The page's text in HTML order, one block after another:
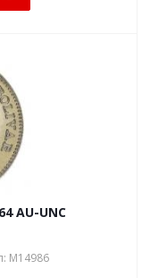
AU-UNC
М14986